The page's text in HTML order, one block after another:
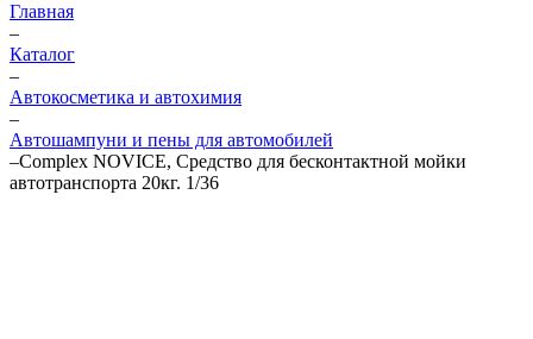
Главная
–
Каталог
–
Автокосметика и автохимия
–
Автошампуни и пены для автомобилей
–Complex NOVICE, Средство для бесконтактной мойки
автотранспорта 20кг. 1/36